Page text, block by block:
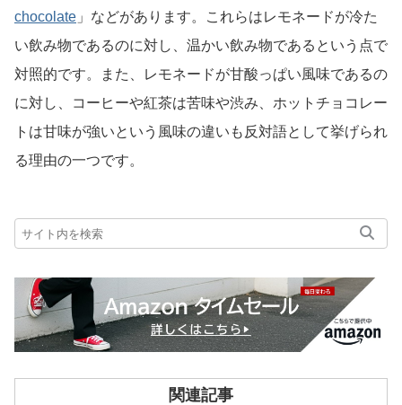
chocolate 」などがあります。これらはレモネードが冷た
い飲み物であるのに対し、温かい飲み物であるという点で
対照的です。また、レモネードが甘酸っぱい風味であるの
に対し、コーヒーや紅茶は苦味や渋み、ホットチョコレー
トは甘味が強いという風味の違いも反対語として挙げられ
る理由の一つです。
関連記事